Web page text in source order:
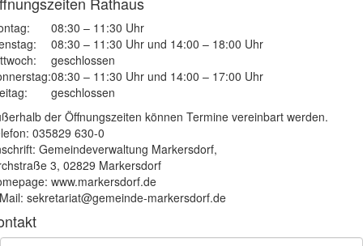
08:30 – 11:30 Uhr
08:30 – 11:30 Uhr und 14:00 – 18:00 Uhr
geschlossen
08:30 – 11:30 Uhr und 14:00 – 17:00 Uhr
geschlossen
der Öffnungszeiten können Termine vereinbart werden.
035829 630-0
Gemeindeverwaltung Markersdorf,
3, 02829 Markersdorf
www.markersdorf.de
sekretariat@gemeinde-markersdorf.de